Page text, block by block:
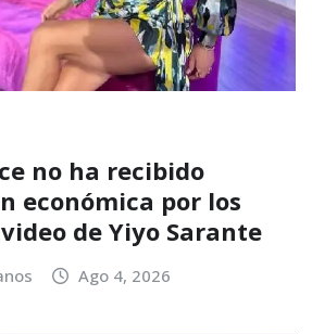
no ha recibido
económica por los
de Yiyo Sarante
Ago 4, 2026